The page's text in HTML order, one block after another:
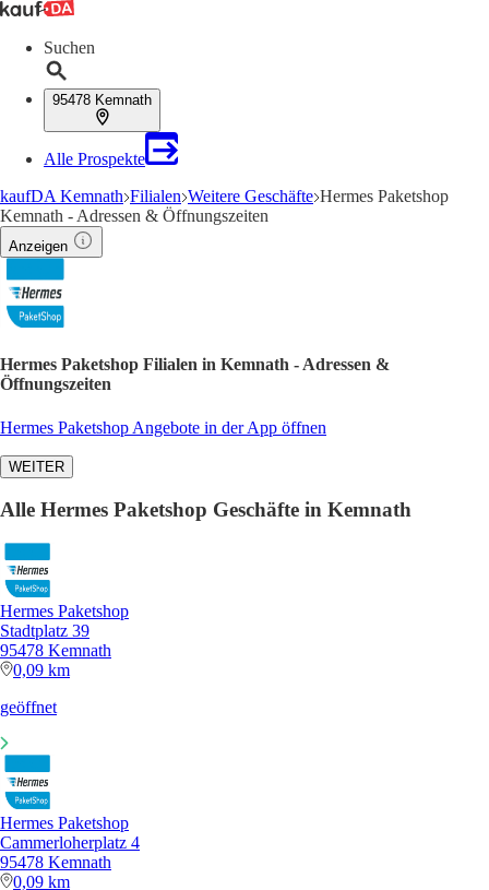
Suchen
95478 Kemnath
Alle Prospekte
kaufDA Kemnath Filialen Weitere Geschäfte Hermes Paketshop
Kemnath - Adressen & Öffnungszeiten
Anzeigen
Hermes Paketshop Filialen in Kemnath - Adressen &
Öffnungszeiten
Hermes Paketshop Angebote in der App öffnen
WEITER
Alle Hermes Paketshop Geschäfte in Kemnath
Hermes Paketshop
Stadtplatz 39
95478 Kemnath
0,09 km
geöffnet
Hermes Paketshop
Cammerloherplatz 4
95478 Kemnath
0,09 km